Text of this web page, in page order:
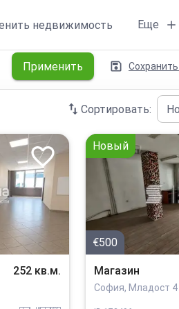
недвижимость Еще
Применить
Сортировать:
252 кв.м.
Новый
€500
Магазин
София, Младост 4